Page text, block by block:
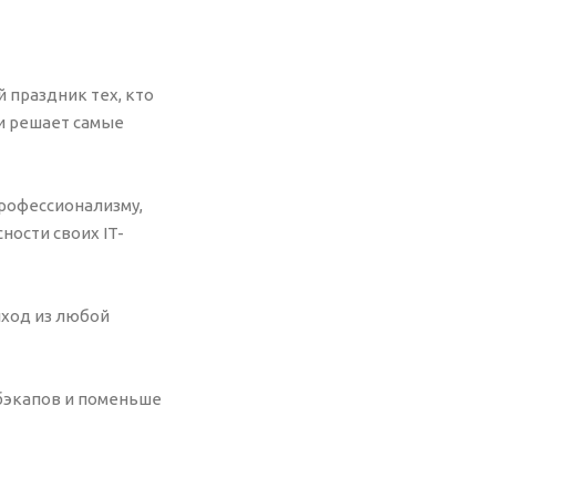
тех, кто
решает самые
своих IT-
из любой
и поменьше